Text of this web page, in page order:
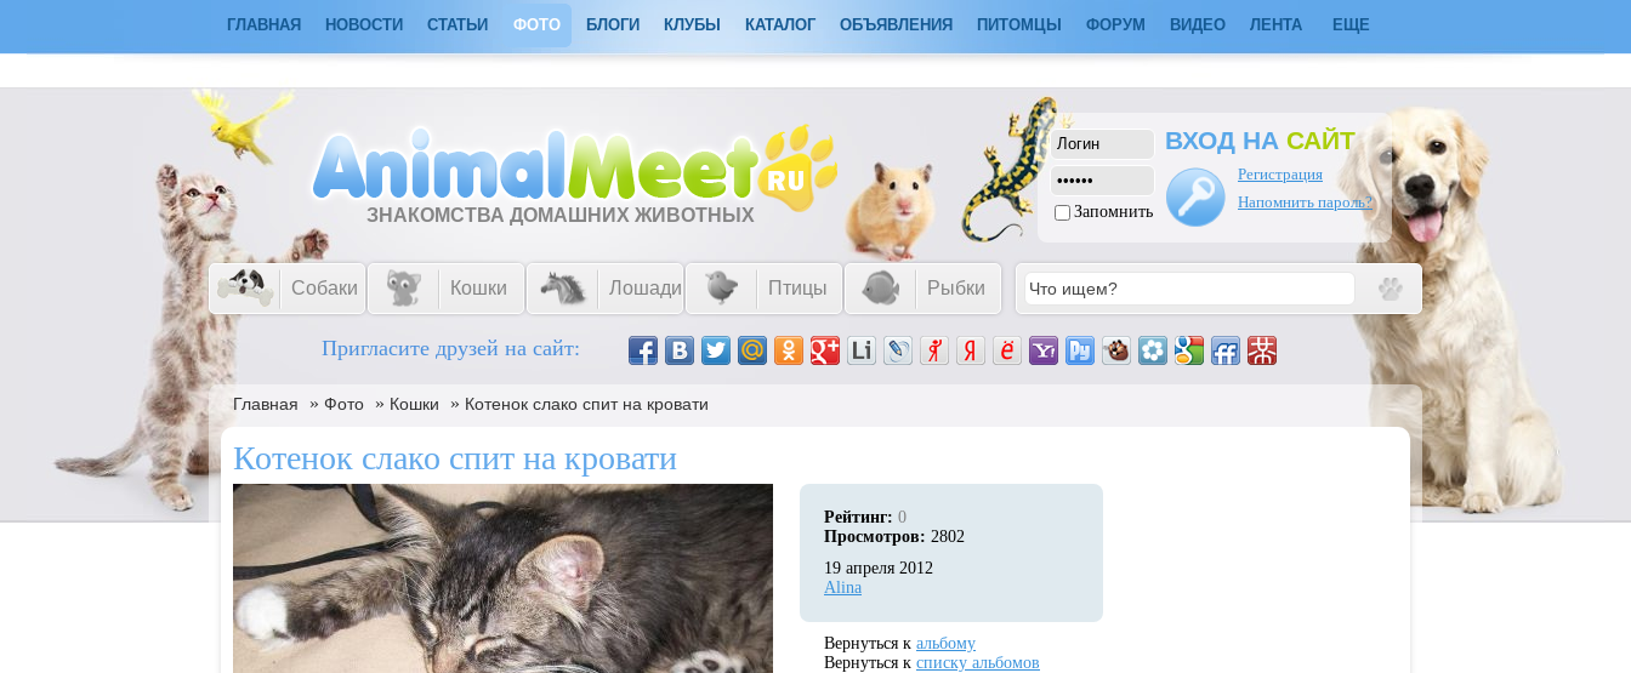
ГЛАВНАЯ НОВОСТИ СТАТЬИ ФОТО БЛОГИ КЛУБЫ КАТАЛОГ ОБЪЯВЛЕНИЯ ПИТОМЦЫ ФОРУМ ВИДЕО ЛЕНТА ЕЩЕ
ЗНАКОМСТВА ДОМАШНИХ ЖИВОТНЫХ Запомнить
ВХОД НА САЙТ
Регистрация
Напомнить пароль?
Собаки Кошки Лошади Птицы Рыбки
Пригласите друзей на сайт:
Главная » Фото » Кошки » Котенок слако спит на кровати
Котенок слако спит на кровати
Рейтинг: 0
Просмотров: 2802
19 апреля 2012
Alina
Вернуться к альбому
Вернуться к списку альбомов